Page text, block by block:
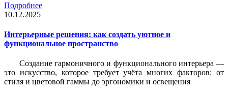
Подробнее
10.12.2025
Интерьерные решения: как создать уютное и
функциональное пространство
Создание гармоничного и функционального интерьера —
это искусство, которое требует учёта многих факторов: от
стиля и цветовой гаммы до эргономики и освещения